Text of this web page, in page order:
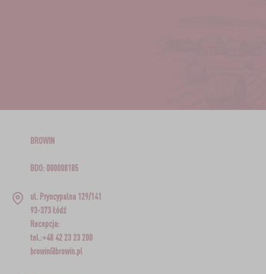
BROWIN
BDO: 000008185
ul. Pryncypalna 129/141
93-373 Łódź
Recepcja:
tel.:+48 42 23 23 200
browin@browin.pl